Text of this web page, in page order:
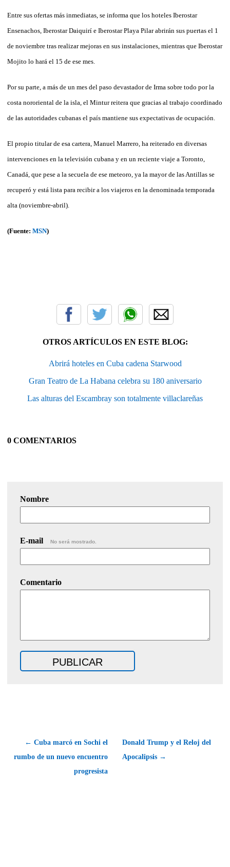
Entre sus ofertas más inmediatas, se informa que los hoteles Iberostar
Ensenachos, Iberostar Daiquirí e Iberostar Playa Pilar abrirán sus puertas el 1
de noviembre tras realizar mejoras en sus instalaciones, mientras que Iberostar
Mojito lo hará el 15 de ese mes.
Por su parte, a más de un mes del paso devastador de Irma sobre todo por la
costa nororiental de la isla, el Mintur reitera que gracias al trabajo coordinado
de las autoridades cubanas el país mantiene sus expectativas de ocupación.
El propio titular de esa cartera, Manuel Marrero, ha reiterado en diversas
intervenciones en la televisión cubana y en un reciente viaje a Toronto,
Canadá, que pese a la secuela de ese meteoro, ya la mayor de las Antillas se
recuperó y está lista para recibir a los viajeros en la denominada temporada
alta (noviembre-abril).
(Fuente: MSN)
OTROS ARTÍCULOS EN ESTE BLOG:
Abrirá hoteles en Cuba cadena Starwood
Gran Teatro de La Habana celebra su 180 aniversario
Las alturas del Escambray son totalmente villaclareñas
0 COMENTARIOS
Nombre
E-mail No será mostrado.
Comentario
← Cuba marcó en Sochi el
rumbo de un nuevo encuentro
progresista
Donald Trump y el Reloj del
Apocalipsis →